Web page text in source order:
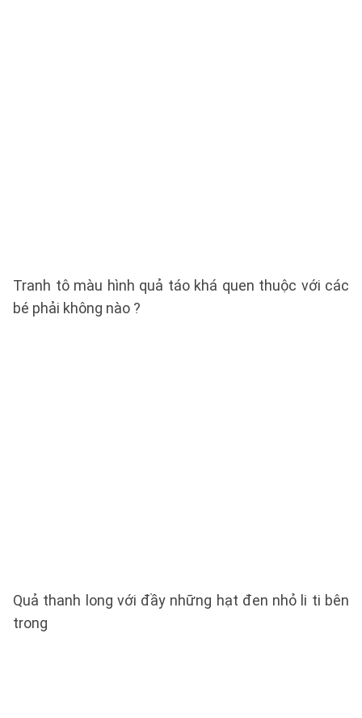
Tranh tô màu hình quả táo khá quen thuộc với các
bé phải không nào ?
Quả thanh long với đầy những hạt đen nhỏ li ti bên
trong